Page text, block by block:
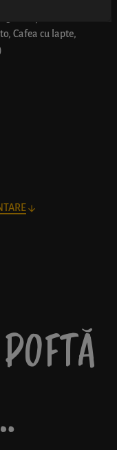
Cafea cu lapte,